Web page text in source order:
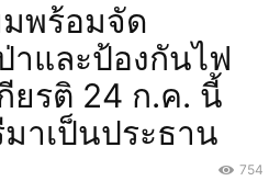
มพร้อมจัด
าและป้องกันไฟ
ยรติ 24 ก.ค. นี้
าเป็นประธาน
754